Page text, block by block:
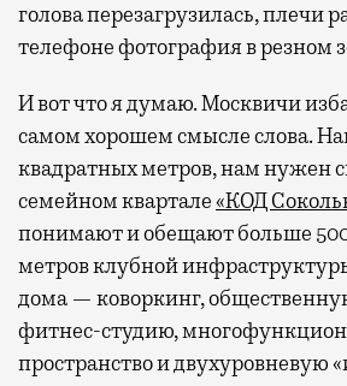
голова перезагрузилась, плечи
телефоне фотография в резном
И вот что я думаю. Москвичи
самом хорошем смысле слова.
квадратных метров, нам нужен
семейном квартале«КОД
понимают и обещают больше
метров клубной
дома — коворкинг,
фитнес-студию,
пространство и двухуровневую